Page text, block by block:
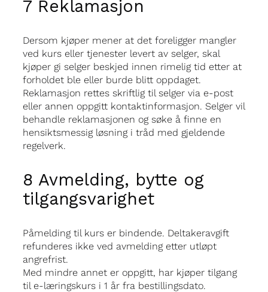
7 Reklamasjon
Dersom kjøper mener at det foreligger mangler
ved kurs eller tjenester levert av selger, skal
kjøper gi selger beskjed innen rimelig tid etter at
forholdet ble eller burde blitt oppdaget.
Reklamasjon rettes skriftlig til selger via e-post
eller annen oppgitt kontaktinformasjon. Selger vil
behandle reklamasjonen og søke å finne en
hensiktsmessig løsning i tråd med gjeldende
regelverk.
8 Avmelding, bytte og
tilgangsvarighet
Påmelding til kurs er bindende. Deltakeravgift
refunderes ikke ved avmelding etter utløpt
angrefrist.
Med mindre annet er oppgitt, har kjøper tilgang
til e-læringskurs i 1 år fra bestillingsdato.